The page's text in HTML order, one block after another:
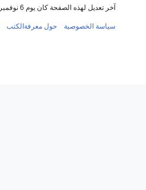
آخر تعديل لهذه الصفحة كان يوم 6 نوفمبر 2006، الساعة 08:21.
سياسة الخصوصية حول معرفةالكتب